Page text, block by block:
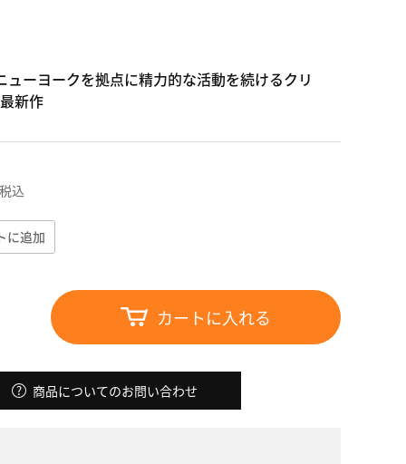
ューヨークを拠点に精力的な活動を続けるクリ
新作
込
に追加
カートに入れる
商品についてのお問い合わせ